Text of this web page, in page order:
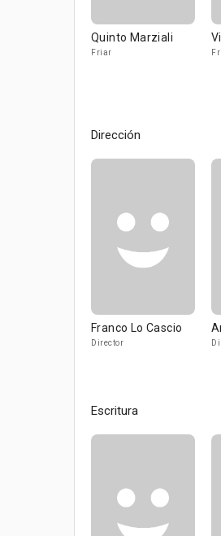
Quinto Marziali
Friar
Dirección
Franco Lo Cascio
Director
Escritura